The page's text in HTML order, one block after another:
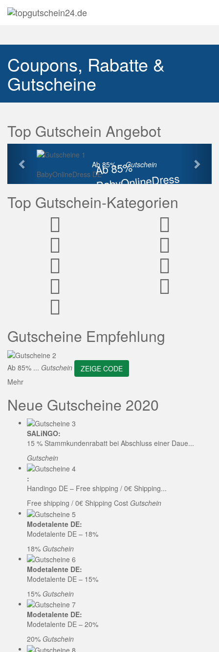
Coupons, Rabatte &
Gutscheine
Top Gutschein Angebot
Ab 85%
BabyOnlineDress
Rabatt
Ab 85% ...Gutschein
BabyOnlineDress DE
Vorherige
Top Gutschein-Kategorien
Gutscheine Empfehlung
Ab 85% ... Gutschein
ZEIGE CODE
Mehr
Neue Gutscheine 2020
SALiNGO:
15 % Stammkundenrabatt bei Abschluss einer Daue...
Gutschein
:
Handingo DE – Free shipping / 0€ Shipping...
Free shipping / 0€ Shipping Cost Gutschein
Modetalente DE:
Modetalente DE – 18%
18% Gutschein
Modetalente DE:
Modetalente DE – 15%
15% Gutschein
Modetalente DE:
Modetalente DE – 20%
20% Gutschein